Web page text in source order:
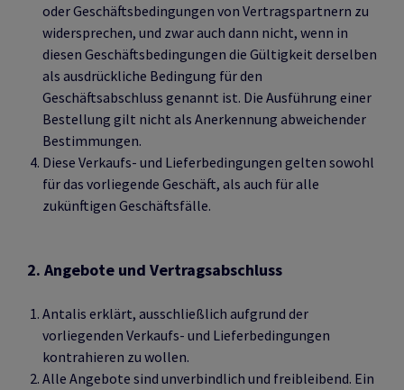
oder Geschäftsbedingungen von Vertragspartnern zu
widersprechen, und zwar auch dann nicht, wenn in
diesen Geschäftsbedingungen die Gültigkeit derselben
als ausdrückliche Bedingung für den
Geschäftsabschluss genannt ist. Die Ausführung einer
Bestellung gilt nicht als Anerkennung abweichender
Bestimmungen.
Diese Verkaufs- und Lieferbedingungen gelten sowohl
für das vorliegende Geschäft, als auch für alle
zukünftigen Geschäftsfälle.
2. Angebote und Vertragsabschluss
Antalis erklärt, ausschließlich aufgrund der
vorliegenden Verkaufs- und Lieferbedingungen
kontrahieren zu wollen.
Alle Angebote sind unverbindlich und freibleibend. Ein